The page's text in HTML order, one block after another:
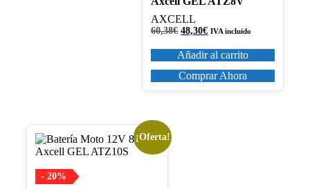
AXCELL
60,38€ El
original
era:
60,38€.
48,30€El
actual
es:
48,30€.
IVA incluido
Añadir al carrito
Comprar Ahora
¡Oferta!
- 20%